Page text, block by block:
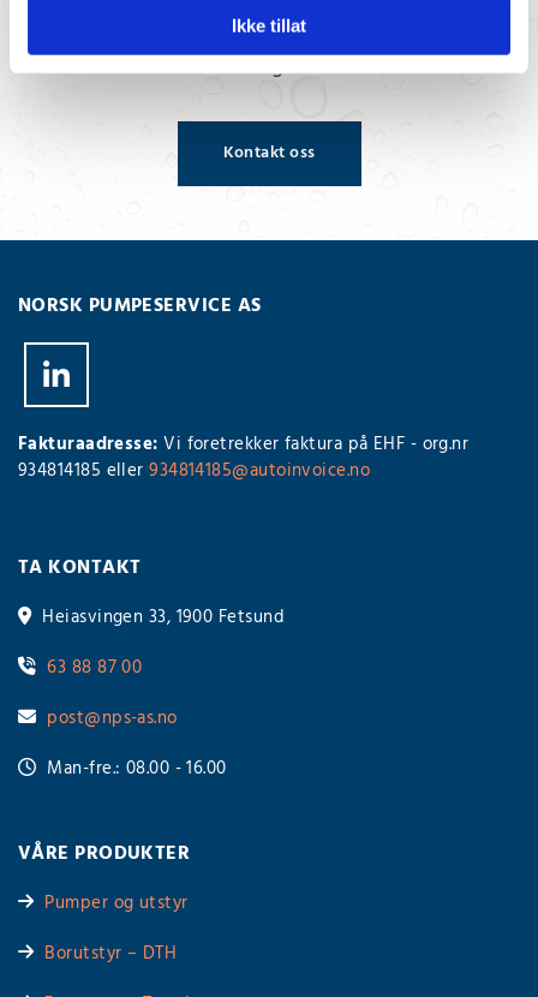
Ikke tillat
Vi hjelper deg med å velge de produktene du
trenger.
Kontakt oss
NORSK PUMPESERVICE AS
Fakturaadresse: Vi foretrekker faktura på EHF - org.nr
934814185 eller934814185@autoinvoice.no
TA KONTAKT
Heiasvingen 33, 1900 Fetsund
 63 88 87 00
 post@nps-as.no
 Man-fre.: 08.00 - 16.00
VÅRE PRODUKTER
 Pumper og utstyr
 Borutstyr – DTH